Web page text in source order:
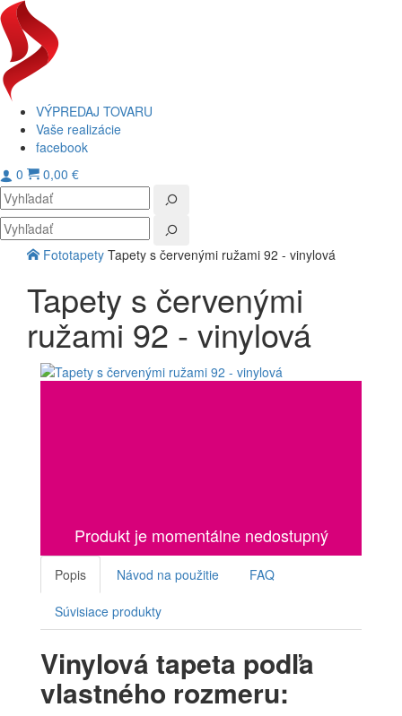
VÝPREDAJ TOVARU
Vaše realizácie
facebook
0 0,00 €
Fototapety Tapety s červenými ružami 92 - vinylová
Tapety s červenými
ružami 92 - vinylová
Produkt je momentálne nedostupný
Popis Návod na použitie FAQ
Súvisiace produkty
Vinylová tapeta podľa
vlastného rozmeru: